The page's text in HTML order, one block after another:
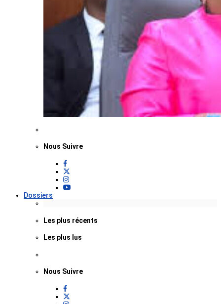
Nous Suivre
Dossiers
Les plus récents
Les plus lus
Nous Suivre